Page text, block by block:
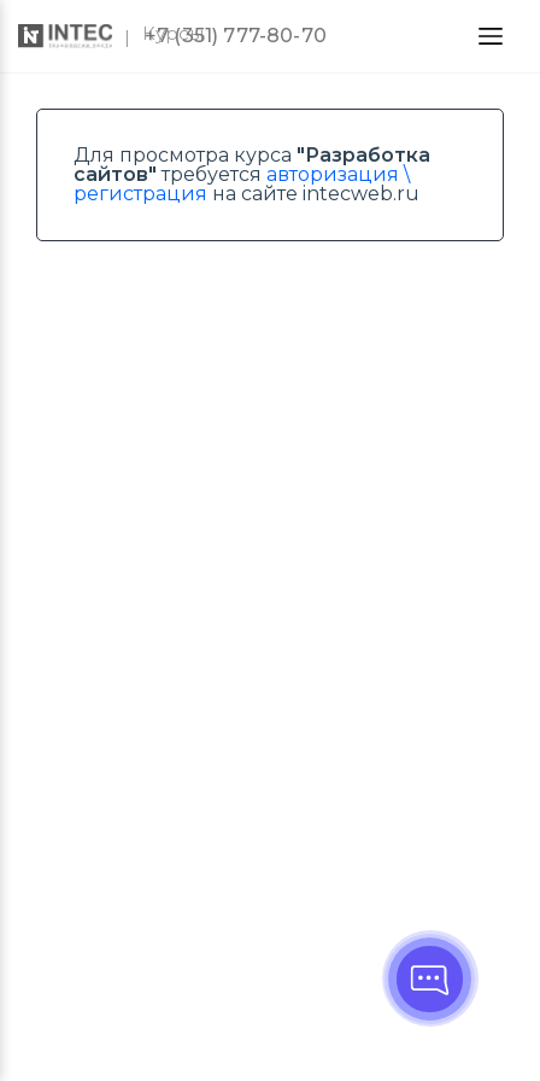
Курсы
+7 (351) 777-80-70
Для просмотра курса "Разработка
сайтов" требуется авторизация \
регистрация на сайте intecweb.ru